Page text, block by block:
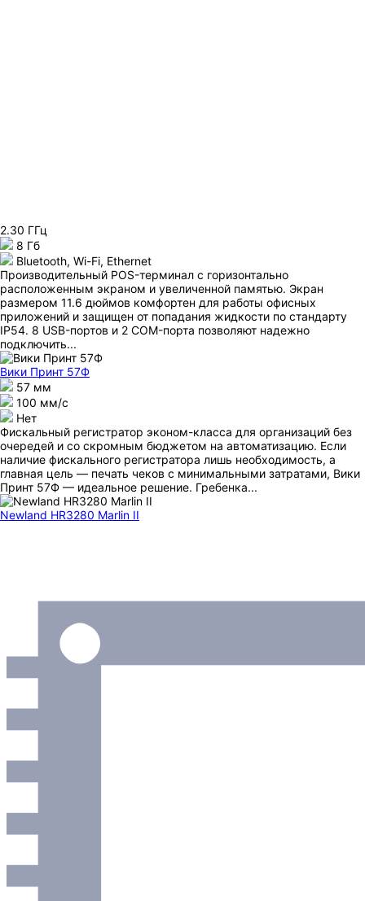
2.30 ГГц
8 Гб
Bluetooth, Wi-Fi, Ethernet
Производительный POS-терминал с горизонтально
расположенным экраном и увеличенной памятью. Экран
размером 11.6 дюймов комфортен для работы офисных
приложений и защищен от попадания жидкости по стандарту
IP54. 8 USB-портов и 2 COM-порта позволяют надежно
подключить...
Вики Принт 57Ф
57 мм
100 мм/с
Нет
Фискальный регистратор эконом-класса для организаций без
очередей и со скромным бюджетом на автоматизацию. Если
наличие фискального регистратора лишь необходимость, а
главная цель — печать чеков с минимальными затратами, Вики
Принт 57Ф — идеальное решение. Гребенка...
Newland HR3280 Marlin II